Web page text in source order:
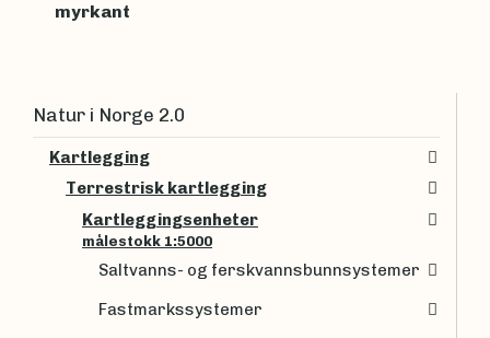
myrkant
Natur i Norge 2.0
Kartlegging
Terrestrisk kartlegging
Kartleggingsenheter
målestokk 1:5000
Saltvanns- og ferskvannsbunnsystemer
Fastmarkssystemer